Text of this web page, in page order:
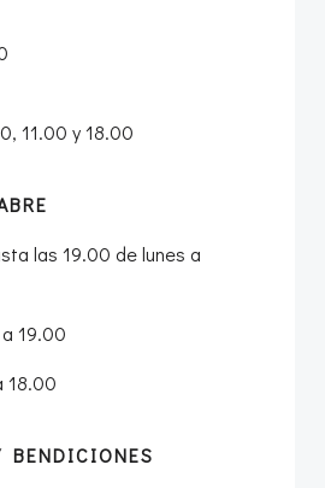
11.00 y 18.00
las 19.00 de lunes a
19.00
18.00
BENDICIONES